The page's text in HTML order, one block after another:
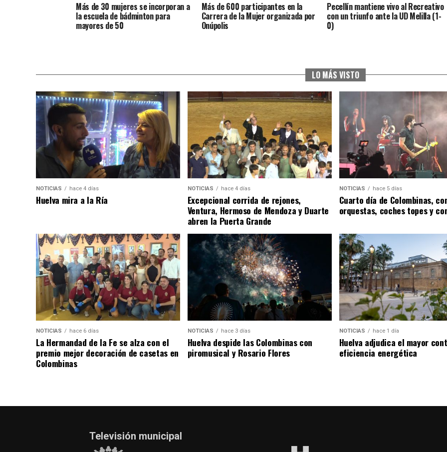
Más de 30 mujeres se incorporan a
la escuela de bádminton para
mayores de 50
Más de 600 participantes en la
Carrera de la Mujer organizada por
Onúpolis
Pecellín mantiene vivo al Recreativo
con un triunfo ante la UD Melilla (1-
0)
LO MÁS VISTO
NOTICIAS hace 4 días
Huelva mira a la Ría
NOTICIAS hace 4 días
Excepcional corrida de rejones,
Ventura, Hermoso de Mendoza y Duarte
abren la Puerta Grande
NOTICIAS hace 5 días
Cuarto día de Colombinas,
orquestas, coches topes y
NOTICIAS hace 6 días
La Hermandad de la Fe se alza con el
premio mejor decoración de casetas en
Colombinas
NOTICIAS hace 3 días
Huelva despide las Colombinas con
piromusical y Rosario Flores
NOTICIAS hace 1 día
Huelva adjudica el mayor
eficiencia energética
Televisión municipal